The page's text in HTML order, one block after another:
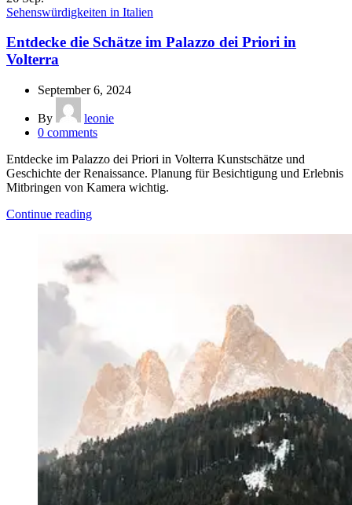
Sehenswürdigkeiten in Italien
Entdecke die Schätze im Palazzo dei Priori in
Volterra
September 6, 2024
By
leonie
0 comments
Entdecke im Palazzo dei Priori in Volterra Kunstschätze und
Geschichte der Renaissance. Planung für Besichtigung und Erlebnis
Mitbringen von Kamera wichtig.
Continue reading